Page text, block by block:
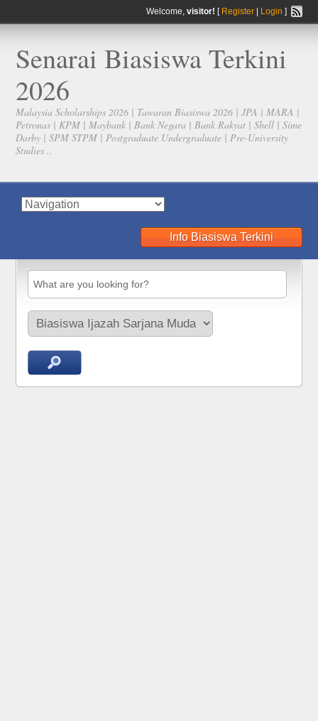
Welcome, visitor! [ Register| Login ]
Senarai Biasiswa Terkini
2026
Malaysia Scholarships 2026 | Tawaran Biasiswa 2026 | JPA | MARA |
Petronas | KPM | Maybank | Bank Negara | Bank Rakyat | Shell | Sime
Darby | SPM STPM | Postgraduate Undergraduate | Pre-University
Studies ..
Info Biasiswa Terkini